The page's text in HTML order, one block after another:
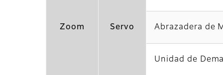
Zoom Servo Abrazadera de
Unidad de